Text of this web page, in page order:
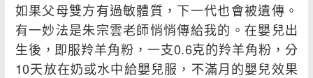
如果父母雙方有過敏體質，下一代也會被遺傳。
有一妙法是朱宗雲老師悄悄傳給我的。在嬰兒出
生後，即服羚羊角粉，一支0.6克的羚羊角粉，分
10天放在奶或水中給嬰兒服，不滿月的嬰兒效果